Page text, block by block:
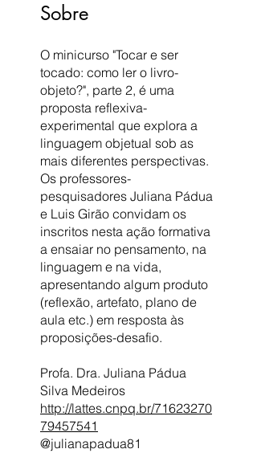
Sobre
O minicurso "Tocar e ser
tocado: como ler o livro-
objeto?", parte 2, é uma
proposta reflexiva-
experimental que explora a
linguagem objetual sob as
mais diferentes perspectivas.
Os professores-
pesquisadores Juliana Pádua
e Luis Girão convidam os
inscritos nesta ação formativa
a ensaiar no pensamento, na
linguagem e na vida,
apresentando algum produto
(reflexão, artefato, plano de
aula etc.) em resposta às
proposições-desafio.
Profa. Dra. Juliana Pádua
http://lattes.cnpq.br/71623270
79457541
@julianapadua81